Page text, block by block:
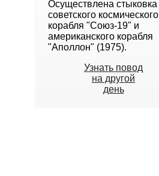
Осуществлена стыковка
советского космического
корабля "Союз-19" и
американского корабля
"Аполлон" (1975).
Узнать повод
на другой
день